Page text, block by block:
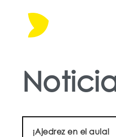
¡Ajedrez en el aula!